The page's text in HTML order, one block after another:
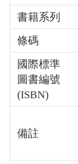
書籍系列
條碼
國際標準
圖書編號
(ISBN)
備註